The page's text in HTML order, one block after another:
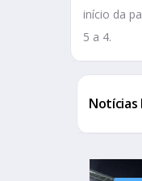
início da
5 a 4.
Notícias